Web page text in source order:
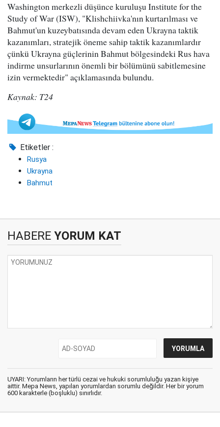
Washington merkezli düşünce kuruluşu Institute for the
Study of War (ISW), "Klishchiivka'nın kurtarılması ve
Bahmut'un kuzeybatısında devam eden Ukrayna taktik
kazanımları, stratejik öneme sahip taktik kazanımlardır
çünkü Ukrayna güçlerinin Bahmut bölgesindeki Rus hava
indirme unsurlarının önemli bir bölümünü sabitlemesine
izin vermektedir" açıklamasında bulundu.
Kaynak: T24
Etiketler :
Rusya
Ukrayna
Bahmut
HABERE YORUM KAT
UYARI: Yorumların her türlü cezai ve hukuki sorumluluğu yazan kişiye
aittir. Mepa News, yapılan yorumlardan sorumlu değildir. Her bir yorum
600 karakterle (boşluklu) sınırlıdır.